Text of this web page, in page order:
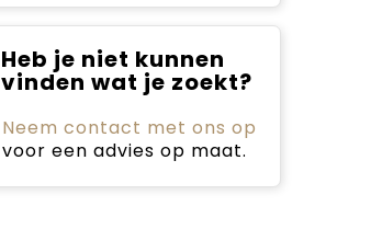
Heb je niet kunnen
vinden wat je zoekt?
Neem contact met ons op
voor een advies op maat.